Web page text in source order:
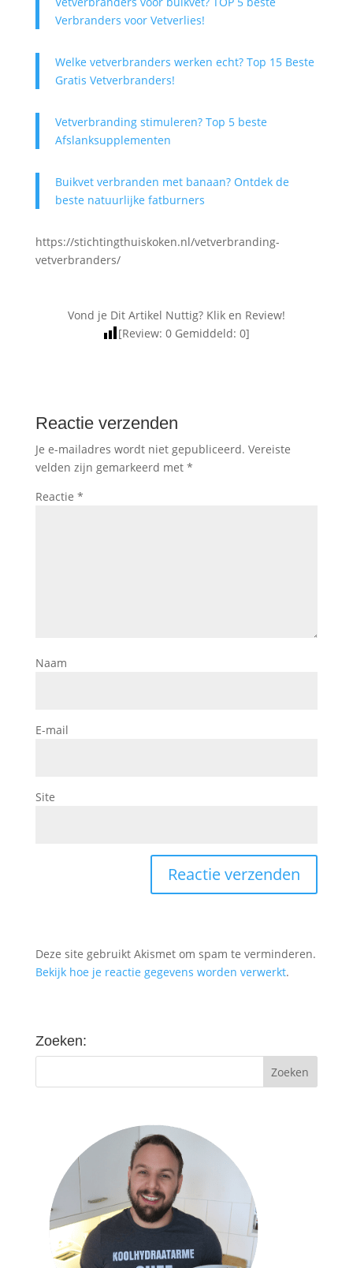
Verbranders voor Vetverlies!
Welke vetverbranders werken echt? Top 15 Beste
Gratis Vetverbranders!
Vetverbranding stimuleren? Top 5 beste
Afslanksupplementen
Buikvet verbranden met banaan? Ontdek de
beste natuurlijke fatburners
https://stichtingthuiskoken.nl/vetverbranding-
vetverbranders/
Vond je Dit Artikel Nuttig? Klik en Review!
[Review:0 Gemiddeld:0]
Reactie verzenden
Je e-mailadres wordt niet gepubliceerd. Vereiste
velden zijn gemarkeerd met *
Reactie *
Naam
E-mail
Site
Deze site gebruikt Akismet om spam te verminderen.
Bekijk hoe je reactie gegevens worden verwerkt.
Zoeken: